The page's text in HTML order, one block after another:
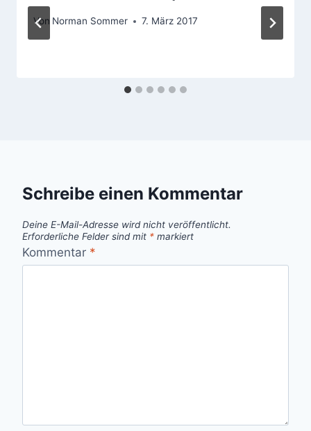
Von Norman Sommer 7. März 2017
Schreibe einen Kommentar
Deine E-Mail-Adresse wird nicht veröffentlicht.
Erforderliche Felder sind mit * markiert
Kommentar *